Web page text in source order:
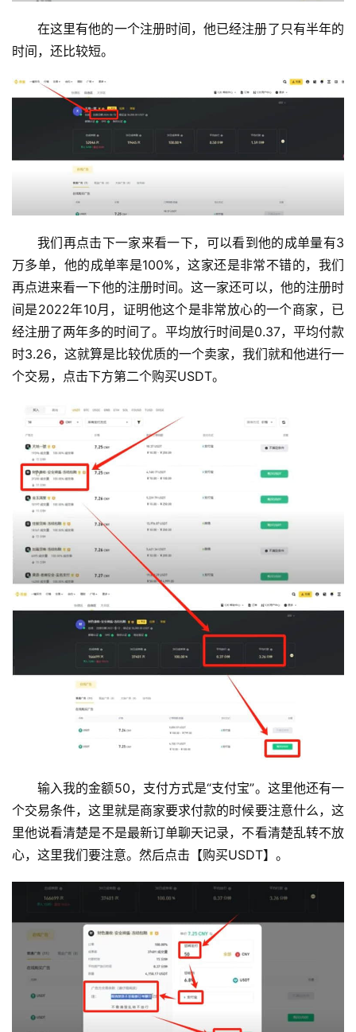
币
新
在这里有他的一个注册时间，他已经注册了只有半年的
时间，还比较短。
我们再点击下一家来看一下，可以看到他的成单量有3
万多单，他的成单率是100%，这家还是非常不错的，我们
再点进来看一下他的注册时间。这一家还可以，他的注册时
间是2022年10月，证明他这个是非常放心的一个商家，已
经注册了两年多的时间了。平均放行时间是0.37，平均付款
时3.26，这就算是比较优质的一个卖家，我们就和他进行一
个交易，点击下方第二个购买USDT。
输入我的金额50，支付方式是“支付宝”。这里他还有一
个交易条件，这里就是商家要求付款的时候要注意什么，这
里他说看清楚是不是最新订单聊天记录，不看清楚乱转不放
心，这里我们要注意。然后点击【购买USDT】。